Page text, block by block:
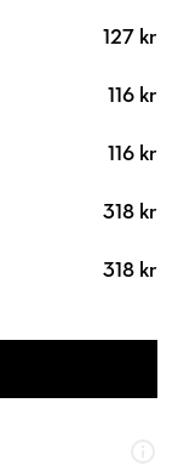
127 kr
116 kr
116 kr
318 kr
318 kr